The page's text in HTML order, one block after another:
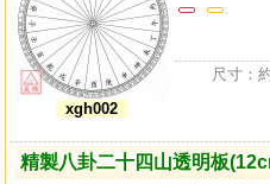
xgh002
尺寸：
精製八卦二十四山透明板